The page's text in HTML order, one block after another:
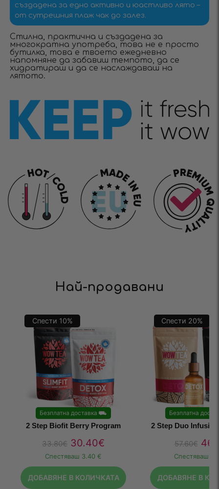
създадена за едно активно и юастливо лято –
от сутрешния плаж чак до залез.
Стилна, практична и създадена за
многократна употреба, това не е просто
бутилка, това е твоето ежедневно
напомняне да забавиш темпото, да се
хидратираш и да се наслаждаваш на
лятото.
Най-продавани
Спести 10%
Безплатна доставка ⛟
2 Step Biofit Berry Program
33.80€ 30.40€
Спестяваш 3.40 €
ДОБАВЯНЕ В КОЛИЧКАТА
Спести 20%
Безплатна
2 Step Duo
57.60€
Спестяваш
ДОБАВЯНЕ В